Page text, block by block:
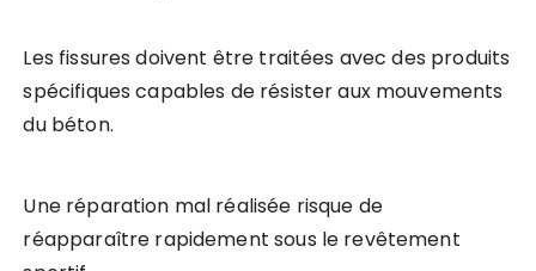
Les fissures doivent être traitées avec des produits
spécifiques capables de résister aux mouvements
du béton.
Une réparation mal réalisée risque de
réapparaître rapidement sous le revêtement